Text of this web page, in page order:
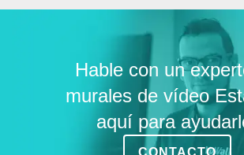
Hable con un
murales de vídeo
aquí para
CONTACTO